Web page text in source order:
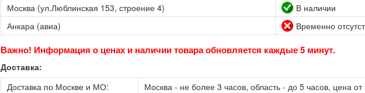
Москва (ул.Люблинская 153, строение 4)
В наличии
Анкара (авиа)
Временно
Важно! Информация о ценах и наличии товара обновляется каждые 5 минут.
Доставка:
Доставка по Москве и МО:
Москва - не более 3 часов, область - до 5 часов, цена